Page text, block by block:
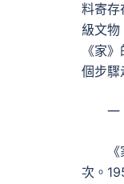
料寄存
級文
《家
個步驟
一
次。